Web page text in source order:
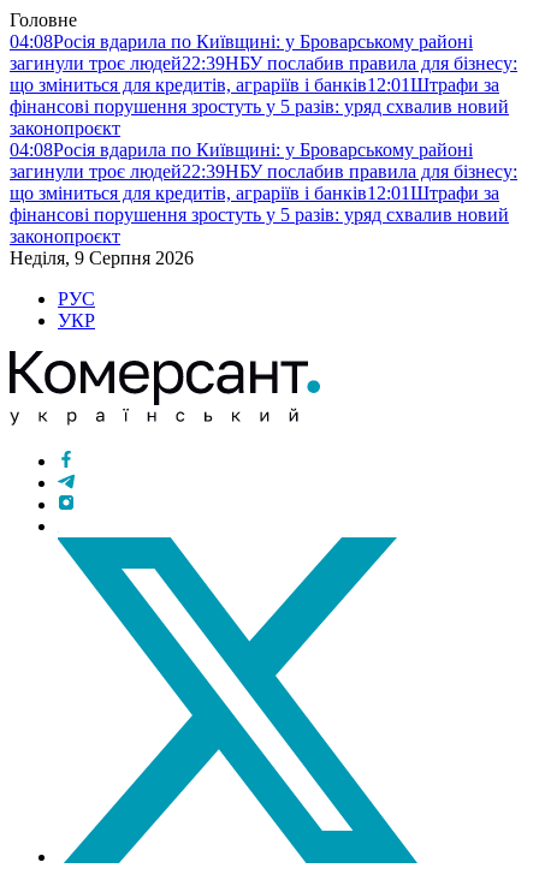
Головне
04:08Росія вдарила по Київщині: у Броварському районі
загинули троє людей22:39НБУ послабив правила для бізнесу:
що зміниться для кредитів, аграріїв і банків12:01Штрафи за
фінансові порушення зростуть у 5 разів: уряд схвалив новий
законопроєкт
04:08Росія вдарила по Київщині: у Броварському районі
загинули троє людей22:39НБУ послабив правила для бізнесу:
що зміниться для кредитів, аграріїв і банків12:01Штрафи за
фінансові порушення зростуть у 5 разів: уряд схвалив новий
законопроєкт
Неділя, 9 Серпня 2026
РУС
УКР